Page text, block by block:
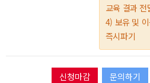
교육 결과 전
4) 보유 및
즉시파기
문의하기